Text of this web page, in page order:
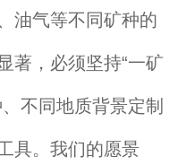
油气等不同矿种的
著，必须坚持“一矿
不同地质背景定制
具。我们的愿景